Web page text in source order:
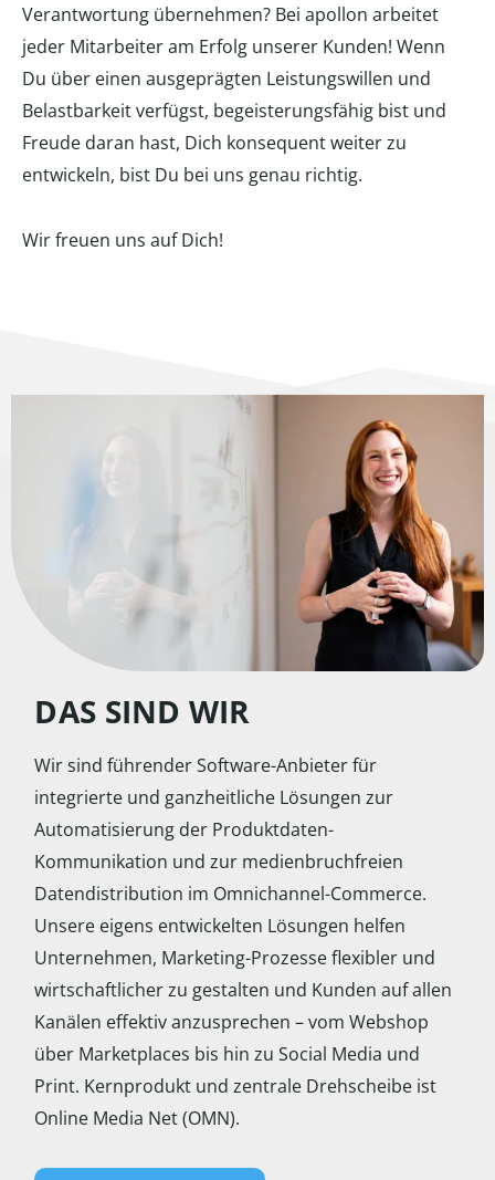
Verantwortung übernehmen? Bei apollon arbeitet
jeder Mitarbeiter am Erfolg unserer Kunden! Wenn
Du über einen ausgeprägten Leistungswillen und
Belastbarkeit verfügst, begeisterungsfähig bist und
Freude daran hast, Dich konsequent weiter zu
entwickeln, bist Du bei uns genau richtig.
Wir freuen uns auf Dich!
DAS SIND WIR
Wir sind führender Software-Anbieter für
integrierte und ganzheitliche Lösungen zur
Automatisierung der Produktdaten-
Kommunikation und zur medienbruchfreien
Datendistribution im Omnichannel-Commerce.
Unsere eigens entwickelten Lösungen helfen
Unternehmen, Marketing-Prozesse flexibler und
wirtschaftlicher zu gestalten und Kunden auf allen
Kanälen effektiv anzusprechen – vom Webshop
über Marketplaces bis hin zu Social Media und
Print. Kernprodukt und zentrale Drehscheibe ist
Online Media Net (OMN).